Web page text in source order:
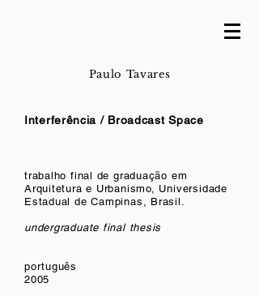
Paulo Tavares
Interferência / Broadcast Space
trabalho final de graduação em
Arquitetura e Urbanismo, Universidade
Estadual de Campinas, Brasil.
undergraduate final thesis
português
2005